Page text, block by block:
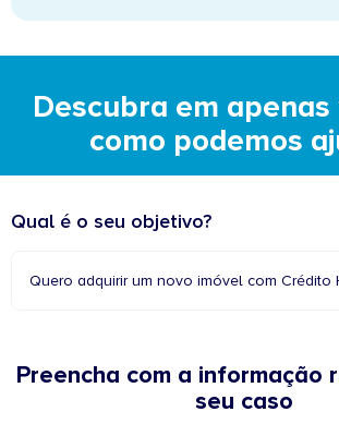
Descubra em apenas
como podemos
Qual é o seu objetivo?
Quero adquirir um novo imóvel com Crédito
Preencha com a informação
seu caso